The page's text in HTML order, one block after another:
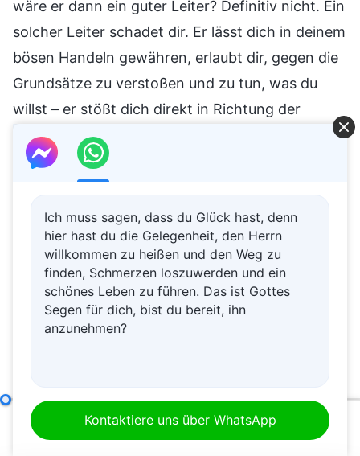
wäre er dann ein guter Leiter? Definitiv nicht. Ein
solcher Leiter schadet dir. Er lässt dich in deinem
bösen Handeln gewähren, erlaubt dir, gegen die
Grundsätze zu verstoßen und zu tun, was du
willst – er stößt dich direkt in Richtung der
Feuergrube. Ein solcher Leiter verhält sich weder
verantwortungsbewusst noch dem Maßstab
entsprechend. Wenn ein Leiter hingegen in der
Lage ist, regelmäßig deine Arbeit zu
beaufsichtigen, Probleme bei deiner Arbeit zu
erkennen und dich dann umgehend zu
ermahnen oder zu tadeln und dich bloßzustellen,
und dir rechtzeitig mit deinen falschen
Beaufsichtigung und durch seine
Zurechtweisung, Versorgung und Hilfe deine
Ich muss sagen, dass du Glück hast, denn
hier hast du die Gelegenheit, den Herrn
willkommen zu heißen und den Weg zu
finden, Schmerzen loszuwerden und ein
schönes Leben zu führen. Das ist Gottes
Segen für dich, bist du bereit, ihn
anzunehmen?
Kontaktiere uns über WhatsApp